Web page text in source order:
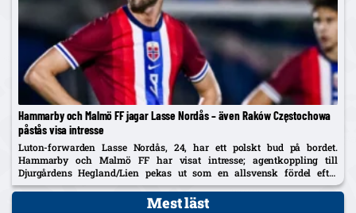
Hammarby och Malmö FF jagar Lasse Nordås – även Raków Częstochowa
påstås visa intresse
Luton-forwarden Lasse Nordås, 24, har ett polskt bud på bordet.
Hammarby och Malmö FF har visat intresse; agentkoppling till
Djurgårdens Hegland/Lien pekas ut som en allsvensk fördel efter
norrmannens succélån i Heerenveen.
Mest läst